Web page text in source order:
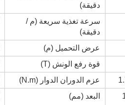
دقيقة)
سرعة تغذية سريعة (م /
دقيقة)
عرض التحميل (م)
قوة رفع الونش (T)
عزم الدوران الدوار (N.m)
البعد (مم)